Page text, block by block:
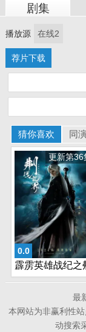
剧集
播放源 在线2
荐片下载
猜你喜欢 同
0.0
更新第36
霹雳英雄战纪之
伐世界
最
本网站为非赢利性
动搜索